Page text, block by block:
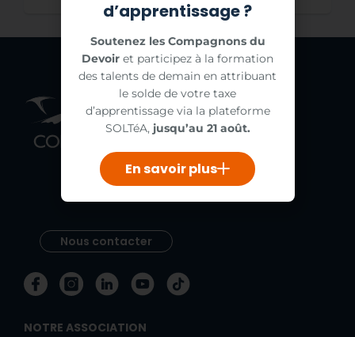
Nous contacter
NOTRE ASSOCIATION
d’apprentissage ?
Soutenez les Compagnons du
Devoir et participez à la formation
des talents de demain en attribuant
le solde de votre taxe
d’apprentissage via la plateforme
SOLTéA,jusqu’au 21 août.
En savoir plus